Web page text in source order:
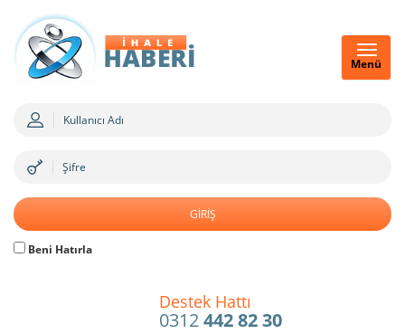
Menü
Beni Hatırla
Destek Hattı
0312442 82 30